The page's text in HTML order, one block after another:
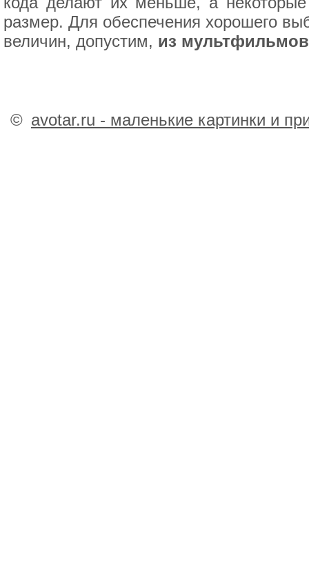
размер. Для обеспечения хорошего
величин, допустим, из мультфильмов
© avotar.ru - маленькие картинки и